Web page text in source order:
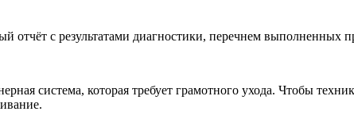
отчёт с результатами диагностики, перечнем выполненных
система, которая требует грамотного ухода. Чтобы